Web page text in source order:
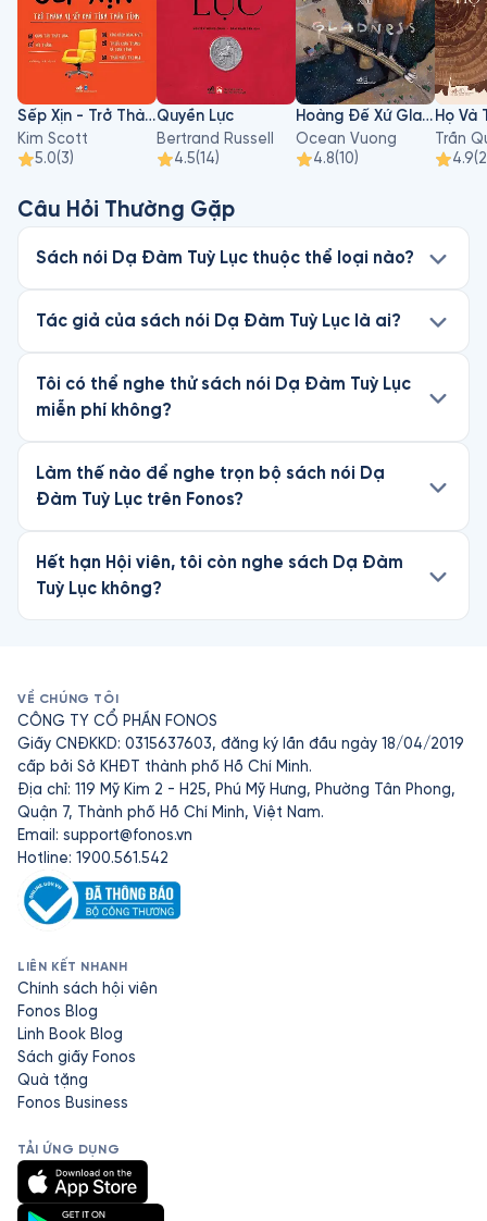
Sếp Xịn - Trở Thành Vị Sếp Khó Tính Thân Tình
Kim Scott
5.0(3)
Quyền Lực
Bertrand Russell
4.5(14)
Hoàng Đế Xứ Gladness
Ocean Vuong
4.8(10)
Trần
4.9(
Câu Hỏi Thường Gặp
Sách nói Dạ Đàm Tuỳ Lục thuộc thể loại nào?
Tác giả của sách nói Dạ Đàm Tuỳ Lục là ai?
Tôi có thể nghe thử sách nói Dạ Đàm Tuỳ Lục
miễn phí không?
Làm thế nào để nghe trọn bộ sách nói Dạ
Đàm Tuỳ Lục trên Fonos?
Hết hạn Hội viên, tôi còn nghe sách Dạ Đàm
Tuỳ Lục không?
VỀ CHÚNG TÔI
CÔNG TY CỔ PHẦN FONOS
Giấy CNĐKKD: 0315637603, đăng ký lần đầu ngày 18/04/2019
cấp bởi Sở KHĐT thành phố Hồ Chí Minh.
Địa chỉ: 119 Mỹ Kim 2 - H25, Phú Mỹ Hưng, Phường Tân Phong,
Quận 7, Thành phố Hồ Chí Minh, Việt Nam.
Email: support@fonos.vn
Hotline: 1900.561.542
LIÊN KẾT NHANH
Chính sách hội viên
Fonos Blog
Linh Book Blog
Sách giấy Fonos
Quà tặng
Fonos Business
TẢI ỨNG DỤNG